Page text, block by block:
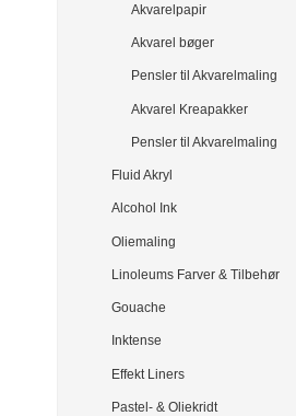
Akvarelpapir
Akvarel bøger
Pensler til Akvarelmaling
Akvarel Kreapakker
Pensler til Akvarelmaling
Fluid Akryl
Alcohol Ink
Oliemaling
Linoleums Farver & Tilbehør
Gouache
Inktense
Effekt Liners
Pastel- & Oliekridt